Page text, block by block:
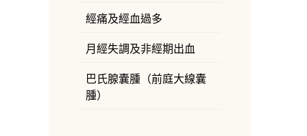
經痛及經血過多
月經失調及非經期出血
巴氏腺囊腫（前庭大線囊
腫）